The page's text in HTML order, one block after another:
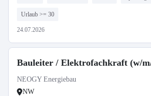
Urlaub >= 30
24.07.2026
Bauleiter / Elektrofachkraft (w/
NEOGY Energiebau
NW